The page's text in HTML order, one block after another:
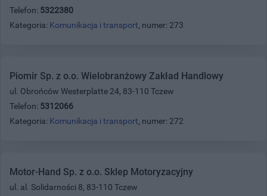
Telefon: 5322380
Kategoria: Komunikacja i transport, numer: 273
Piomir Sp. z o.o. Wielobranżowy Zakład Handlowy
ul. Obrońców Westerplatte 24, 83-110 Tczew
Telefon: 5312066
Kategoria: Komunikacja i transport, numer: 272
Motor-Hand Sp. z o.o. Sklep Motoryzacyjny
ul. al. Solidarności 8, 83-110 Tczew